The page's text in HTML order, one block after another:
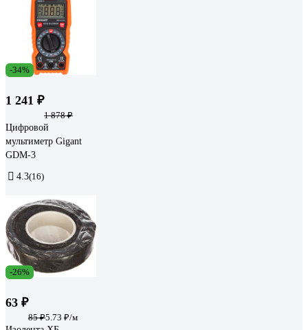
-34%
1 241 ₽
1 878 ₽
Цифровой
мультиметр Gigant
GDM-3
4.3(16)
-26%
63 ₽
85 ₽5.73 ₽/м